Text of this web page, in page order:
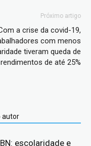
Próximo artigo
a crise da covid-19,
com menos
tiveram queda de
rendimentos de até 25%
autor
escolaridade e